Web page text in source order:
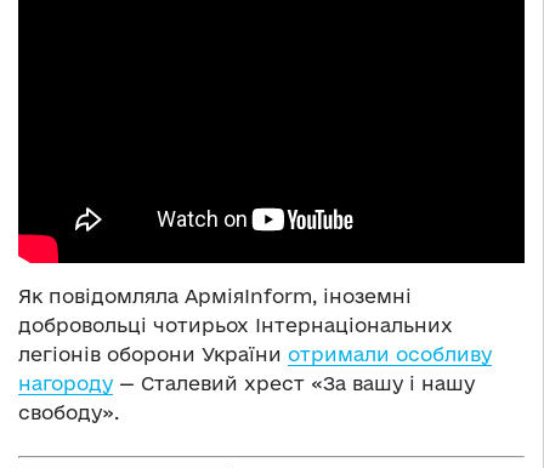
Як повідомляла АрміяInform, іноземні
добровольці чотирьох Інтернаціональних
легіонів оборони України отримали особливу
нагороду — Сталевий хрест «За вашу і нашу
свободу».